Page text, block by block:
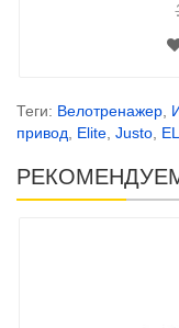
Теги: Велотренажер,
привод, Elite, Justo,